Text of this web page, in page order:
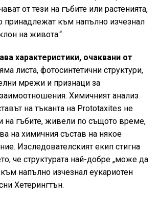
от тези на гъбите или растенията,
принадлежат към напълно изчезнал
на живота.“
характеристики, очаквани от
листа, фотосинтетични структури,
мрежи и признаци за
Химичният анализ
на тъканта на Prototaxites не
на гъбите, живели по същото време,
на химичния състав на някое
Изследователският екип стигна
че структурата най-добре „може да
напълно изчезнал еукариотен
Хетерингтън.